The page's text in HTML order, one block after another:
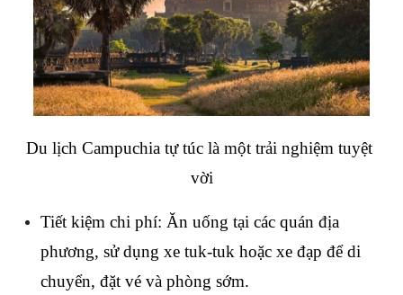
Du lịch Campuchia tự túc là một trải nghiệm tuyệt
vời
Tiết kiệm chi phí: Ăn uống tại các quán địa
phương, sử dụng xe tuk-tuk hoặc xe đạp để di
chuyển, đặt vé và phòng sớm.